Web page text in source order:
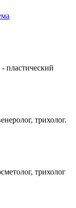
пластический
трихолог.
трихолог